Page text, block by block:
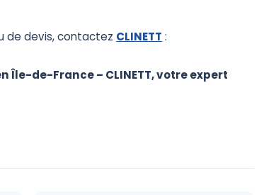
de devis, contactez CLINETT :
Île-de-France – CLINETT, votre expert